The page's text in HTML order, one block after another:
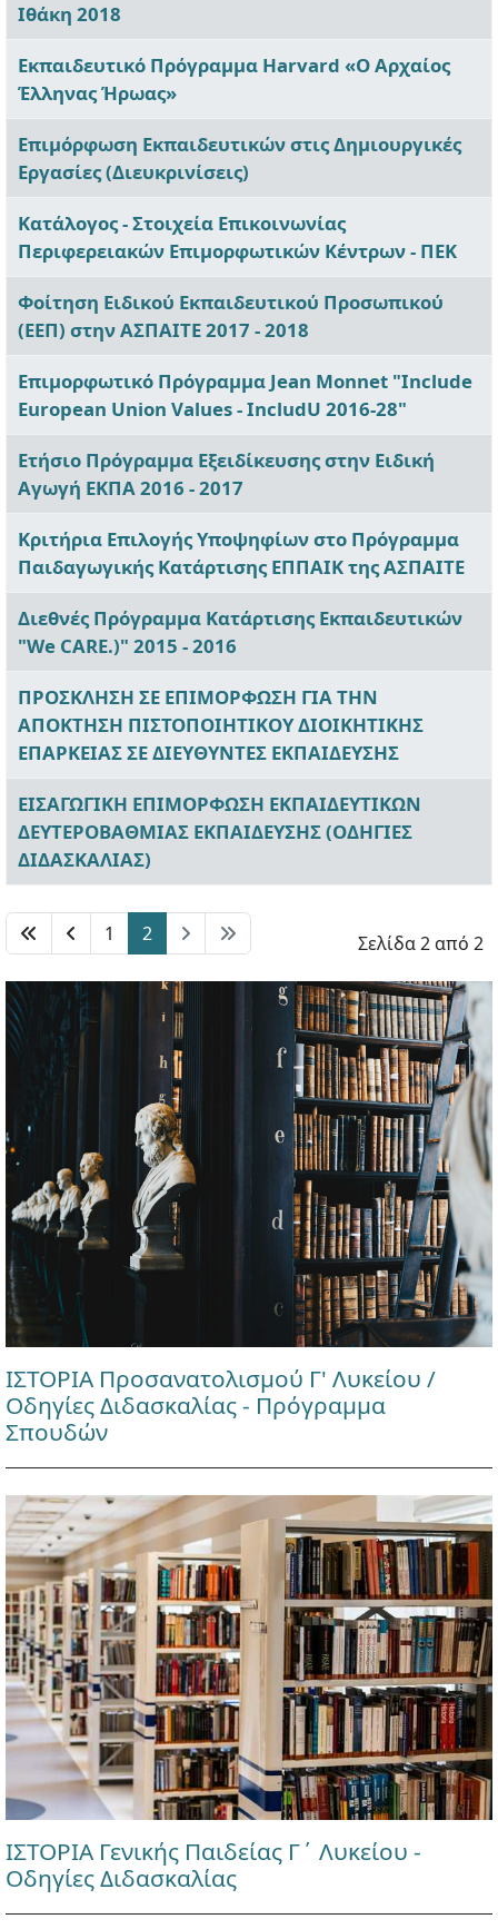
Ιθάκη 2018
Εκπαιδευτικό Πρόγραμμα Harvard «Ο Αρχαίος
Έλληνας Ήρωας»
Επιμόρφωση Εκπαιδευτικών στις Δημιουργικές
Εργασίες (Διευκρινίσεις)
Κατάλογος - Στοιχεία Επικοινωνίας
Περιφερειακών Επιμορφωτικών Κέντρων - ΠΕΚ
Φοίτηση Ειδικού Εκπαιδευτικού Προσωπικού
(ΕΕΠ) στην ΑΣΠΑΙΤΕ 2017 - 2018
Επιμορφωτικό Πρόγραμμα Jean Monnet "Include
European Union Values - IncludU 2016-28"
Ετήσιο Πρόγραμμα Εξειδίκευσης στην Ειδική
Αγωγή ΕΚΠΑ 2016 - 2017
Κριτήρια Επιλογής Υποψηφίων στο Πρόγραμμα
Παιδαγωγικής Κατάρτισης ΕΠΠΑΙΚ της ΑΣΠΑΙΤΕ
Διεθνές Πρόγραμμα Κατάρτισης Εκπαιδευτικών
"We CARE.)" 2015 - 2016
ΠΡΟΣΚΛΗΣΗ ΣΕ ΕΠΙΜΟΡΦΩΣΗ ΓΙΑ ΤΗΝ
ΑΠΟΚΤΗΣΗ ΠΙΣΤΟΠΟΙΗΤΙΚΟΥ ΔΙΟΙΚΗΤΙΚΗΣ
ΕΠΑΡΚΕΙΑΣ ΣΕ ΔΙΕΥΘΥΝΤΕΣ ΕΚΠΑΙΔΕΥΣΗΣ
ΕΙΣΑΓΩΓΙΚΗ ΕΠΙΜΟΡΦΩΣΗ ΕΚΠΑΙΔΕΥΤΙΚΩΝ
ΔΕΥΤΕΡΟΒΑΘΜΙΑΣ ΕΚΠΑΙΔΕΥΣΗΣ (ΟΔΗΓΙΕΣ
ΔΙΔΑΣΚΑΛΙΑΣ)
Σελίδα 2 από 2
1 2
ΙΣΤΟΡΙΑ Προσανατολισμού Γ' Λυκείου /
Οδηγίες Διδασκαλίας - Πρόγραμμα
Σπουδών
ΙΣΤΟΡΙΑ Γενικής Παιδείας Γ΄ Λυκείου -
Οδηγίες Διδασκαλίας